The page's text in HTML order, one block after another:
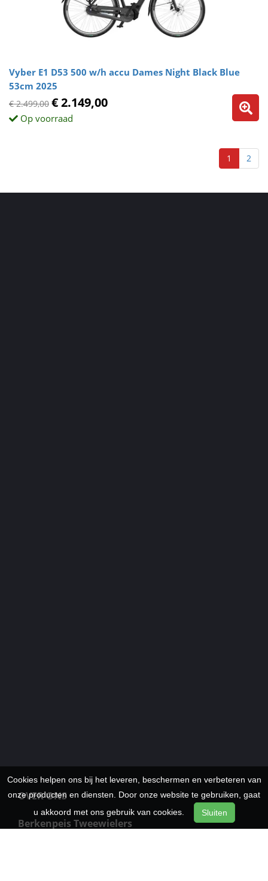
Vyber E1 D53 500 w/h accu Dames Night Black Blue
53cm 2025
€ 2.499,00 € 2.149,00
Op voorraad
1 2
OVER ONS
Berkenpeis Tweewielers
Cookies helpen ons bij het leveren, beschermen en verbeteren van
onze producten en diensten. Door onze website te gebruiken, gaat
u akkoord met ons gebruik van cookies.
Sluiten